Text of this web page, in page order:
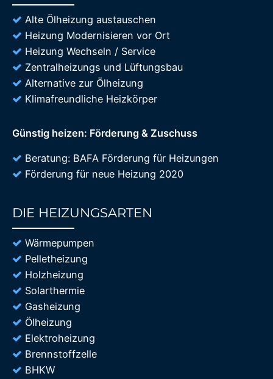
Alte Ölheizung austauschen
Heizung Modernisieren vor Ort
Heizung Wechseln / Service
Zentralheizungs und Lüftungsbau
Alternative zur Ölheizung
Klimafreundliche Heizkörper
Günstig heizen: Förderung & Zuschuss
Beratung: BAFA Förderung für Heizungen
Förderung für neue Heizung 2020
DIE HEIZUNGSARTEN
Wärmepumpen
Pelletheizung
Holzheizung
Solarthermie
Gasheizung
Ölheizung
Elektroheizung
Brennstoffzelle
BHKW